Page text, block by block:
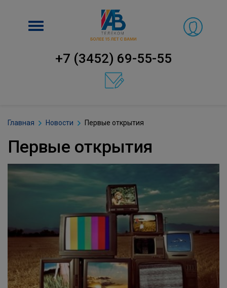
Включить
+7 (3452) 69-55-55
Главная Новости Первые открытия
Первые открытия